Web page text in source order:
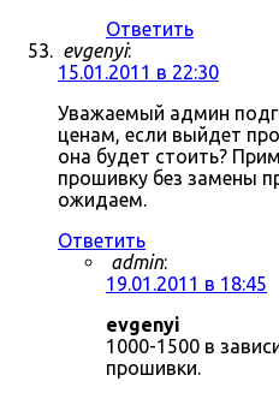
Ответить
evgenyi:
15.01.2011 в 22:30
Уважаемый админ
ценам, если выйдет
она будет стоить?
прошивку без замены
ожидаем.
Ответить
admin:
19.01.2011 в 18:45
evgenyi
1000-1500 в
прошивки.